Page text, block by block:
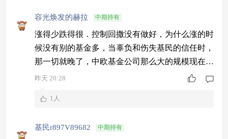
容光焕发的赫拉 中期持有
涨得少跌得很．控制回撒没有做好，为什么涨的时
候没有别的基金多，当辜负和伤失基民的信任时，
那一切就晚了，中欧基金公司那么大的规模现在变
小了多是有原因的
昨天 20:28
1人
基民r897V89682 中期持有